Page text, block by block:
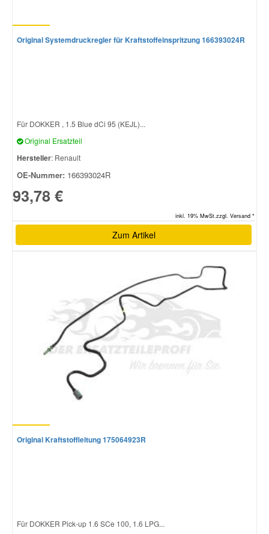
Original Systemdruckregler für Kraftstoffeinspritzung 166393024R
Für DOKKER , 1.5 Blue dCi 95 (KEJL)...
Original Ersatzteil
Hersteller: Renault
OE-Nummer: 166393024R
93,78 €
inkl. 19% MwSt.zzgl. Versand *
Zum Artikel
Original Kraftstoffleitung 175064923R
Für DOKKER Pick-up 1.6 SCe 100, 1.6 LPG...